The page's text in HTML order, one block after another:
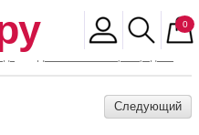
0
Следующий